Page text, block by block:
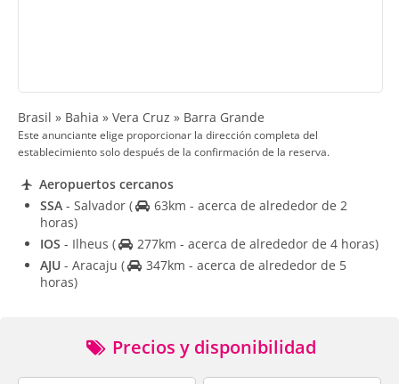
Brasil » Bahia » Vera Cruz » Barra Grande
Este anunciante elige proporcionar la dirección completa del
establecimiento solo después de la confirmación de la reserva.
Aeropuertos cercanos
SSA - Salvador (
63km - acerca de alrededor de 2
horas)
IOS - Ilheus (
277km - acerca de alrededor de 4 horas)
AJU - Aracaju (
347km - acerca de alrededor de 5
horas)
Precios y disponibilidad